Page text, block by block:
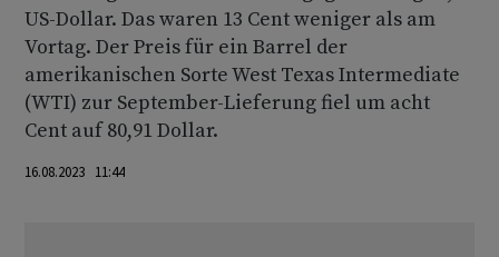
US-Dollar. Das waren 13 Cent weniger als am
Vortag. Der Preis für ein Barrel der
amerikanischen Sorte West Texas Intermediate
(WTI) zur September-Lieferung fiel um acht
Cent auf 80,91 Dollar.
16.08.2023 11:44